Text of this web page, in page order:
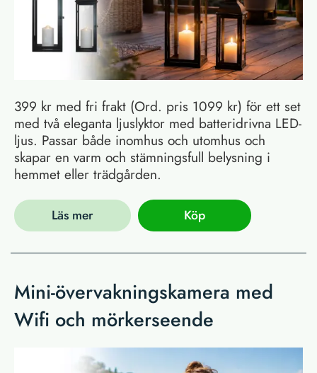
399 kr med fri frakt (Ord. pris 1099 kr) för ett set
med två eleganta ljuslyktor med batteridrivna LED-
ljus. Passar både inomhus och utomhus och
skapar en varm och stämningsfull belysning i
hemmet eller trädgården.
Läs mer Köp
Mini-övervakningskamera med
Wifi och mörkerseende